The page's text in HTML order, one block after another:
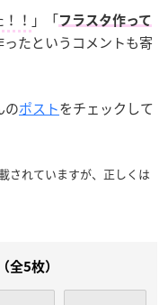
！ 」「フラスタ作って
たというコメントも寄
のポストをチェックして
されていますが、正しくは
全5枚）